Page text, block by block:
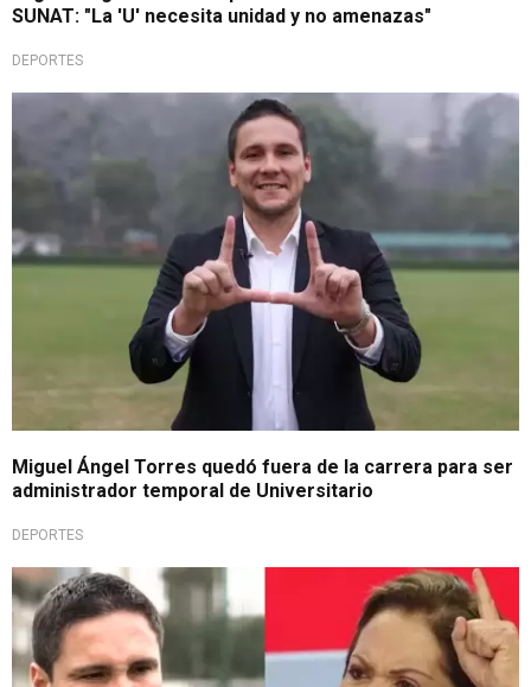
SUNAT: "La 'U' necesita unidad y no amenazas"
DEPORTES
¡Atención, hinchas!
Miguel Ángel Torres quedó fuera de la carrera para ser
administrador temporal de Universitario
DEPORTES
Contundente respuesta